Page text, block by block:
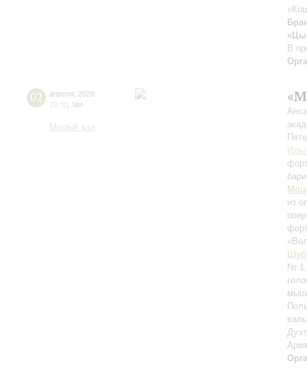
В
02 апреля 2026
19:00 Чт
Малый зал
из
№ 1,